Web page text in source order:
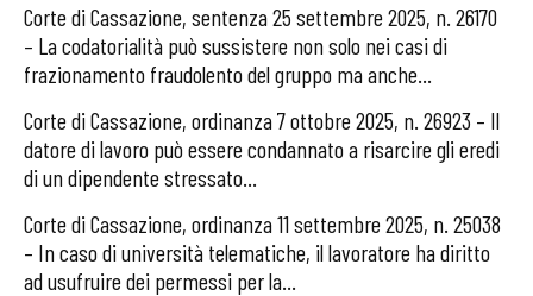
Corte di Cassazione, sentenza 25 settembre 2025, n. 26170
– La codatorialità può sussistere non solo nei casi di
frazionamento fraudolento del gruppo ma anche...
Corte di Cassazione, ordinanza 7 ottobre 2025, n. 26923 – Il
datore di lavoro può essere condannato a risarcire gli eredi
di un dipendente stressato...
Corte di Cassazione, ordinanza 11 settembre 2025, n. 25038
– In caso di università telematiche, il lavoratore ha diritto
ad usufruire dei permessi per la...